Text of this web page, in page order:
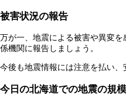
被害状況の報告
万が一、地震による被害や異変
係機関に報告しましょう。
今後も地震情報には注意を払い、
今日の北海道での地震の規